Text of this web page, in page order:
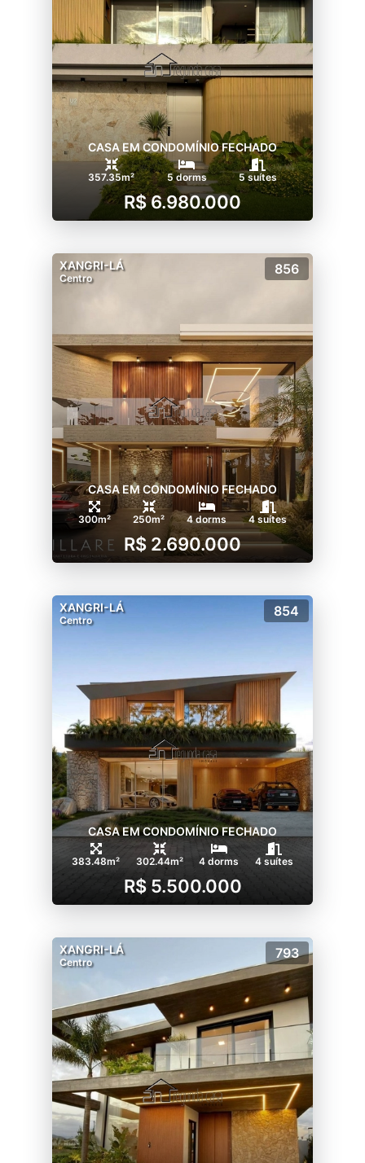
CASA EM CONDOMÍNIO FECHADO
357.35m² 5 dorms 5 suítes
R$ 6.980.000
XANGRI-LÁ
Centro
856
CASA EM CONDOMÍNIO FECHADO
300m² 250m² 4 dorms 4 suítes
R$ 2.690.000
XANGRI-LÁ
Centro
854
CASA EM CONDOMÍNIO FECHADO
383.48m² 302.44m² 4 dorms 4 suítes
R$ 5.500.000
XANGRI-LÁ
Centro
793